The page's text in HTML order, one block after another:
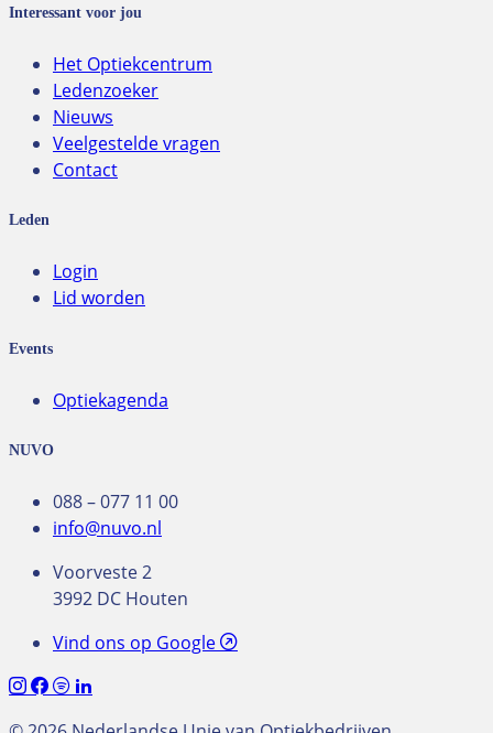
Interessant voor jou
Het Optiekcentrum
Ledenzoeker
Nieuws
Veelgestelde vragen
Contact
Leden
Login
Lid worden
Events
Optiekagenda
NUVO
088 – 077 11 00
info@nuvo.nl
Voorveste 2
3992 DC Houten
Vind ons op Google